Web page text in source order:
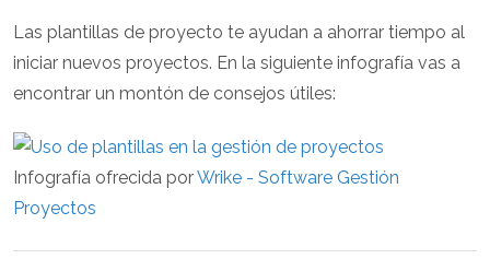
Las plantillas de proyecto te ayudan a ahorrar tiempo al
iniciar nuevos proyectos. En la siguiente infografía vas a
encontrar un montón de consejos útiles:
Infografía ofrecida porWrike - Software Gestión
Proyectos